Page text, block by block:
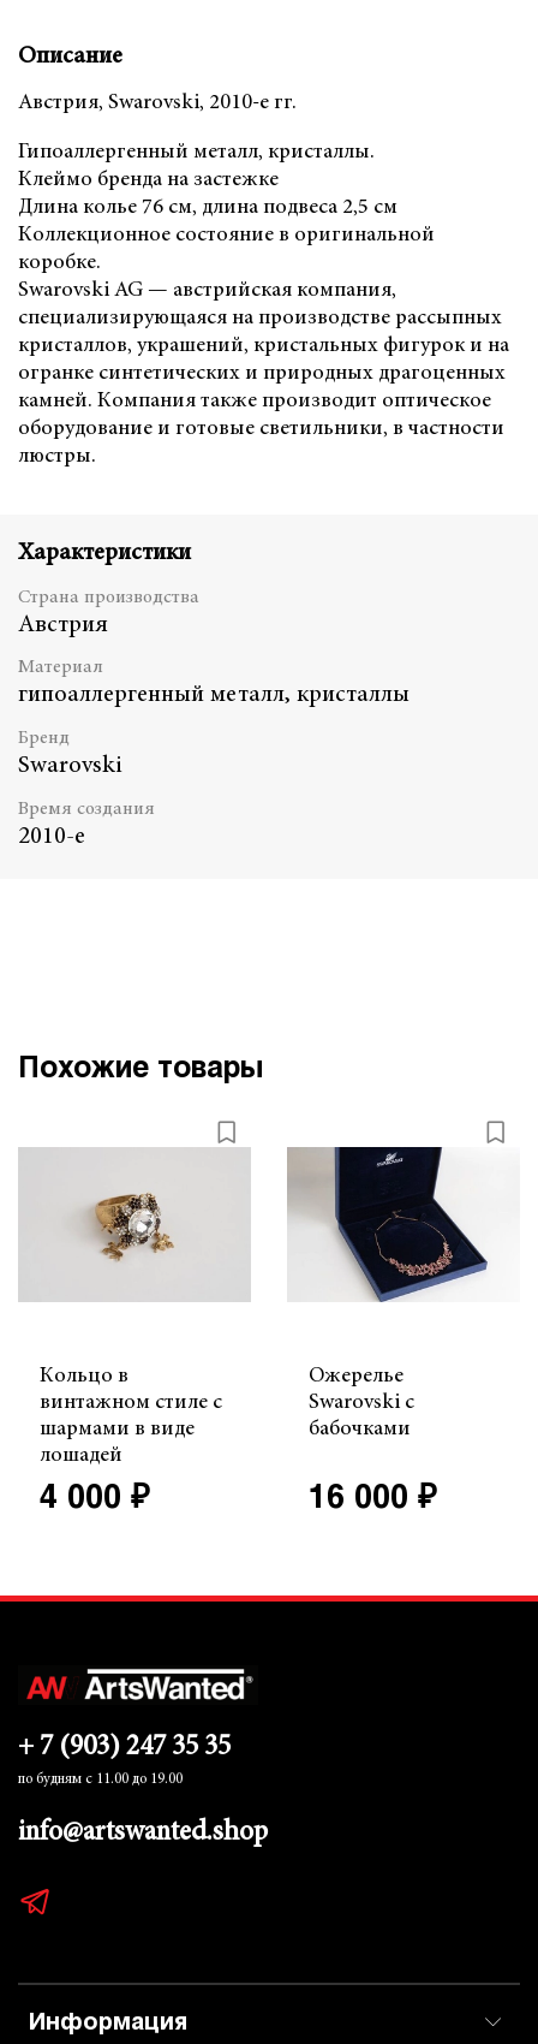
Описание
Австрия, Swarovski, 2010-е гг.
Гипоаллергенный металл, кристаллы.
Клеймо бренда на застежке
Длина колье 76 см, длина подвеса 2,5 см
Коллекционное состояние в оригинальной
коробке.
Swarovski AG — австрийская компания,
специализирующаяся на производстве рассыпных
кристаллов, украшений, кристальных фигурок и на
огранке синтетических и природных драгоценных
камней. Компания также производит оптическое
оборудование и готовые светильники, в частности
люстры.
Характеристики
Страна производства
Австрия
Материал
гипоаллергенный металл, кристаллы
Бренд
Swarovski
Время создания
2010-е
Похожие товары
Кольцо в
винтажном стиле с
шармами в виде
лошадей
4 000 ₽
Ожерелье
Swarovski с
бабочками
16 000 ₽
Информация
+ 7 (903) 247 35 35
по будням с 11.00 до 19.00
info@artswanted.shop